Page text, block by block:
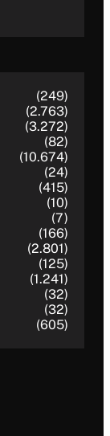
(249)
(2.763)
(3.272)
(82)
(10.674)
(24)
(415)
(10)
(7)
(166)
(2.801)
(125)
(1.241)
(32)
(32)
(605)